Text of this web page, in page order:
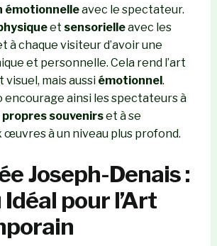
émotionnelleavec le spectateur.
et sensorielleavec les
chaque visiteur d’avoir une
et personnelle. Cela rend l’art
mais aussi émotionnel .
encourage ainsi les spectateurs à
souvenirset à se
à un niveau plus profond.
Joseph-Denais :
pour l’Art